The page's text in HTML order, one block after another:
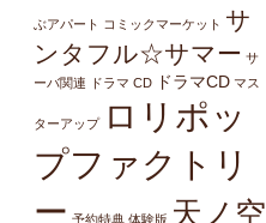
ぶアパート コミックマーケット サ
ンタフル☆サマー サ
ーバ関連
ドラマ CD ドラマCD マス
ターアップ
ロリポッ
プファクトリ
ー 予約特典 体験版 天ノ空